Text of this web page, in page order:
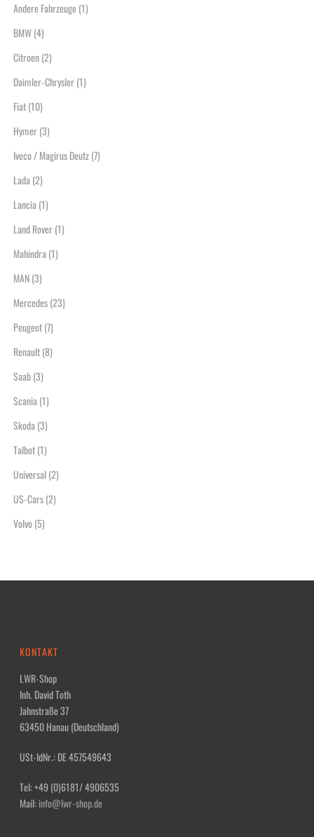
Andere Fahrzeuge(1)
BMW(4)
Citroen(2)
Daimler-Chrysler(1)
Fiat(10)
Hymer(3)
Iveco / Magirus Deutz(7)
Lada(2)
Lancia(1)
Land Rover(1)
Mahindra(1)
MAN(3)
Mercedes(23)
Peugeot(7)
Renault(8)
Saab(3)
Scania(1)
Skoda(3)
Talbot(1)
Universal(2)
US-Cars(2)
Volvo(5)
KONTAKT
LWR-Shop
Inh. David Toth
Jahnstraße 37
63450 Hanau (Deutschland)
USt-IdNr.: DE 457549643
Tel: +49 (0)6181/ 4906535
Mail:info@lwr-shop.de